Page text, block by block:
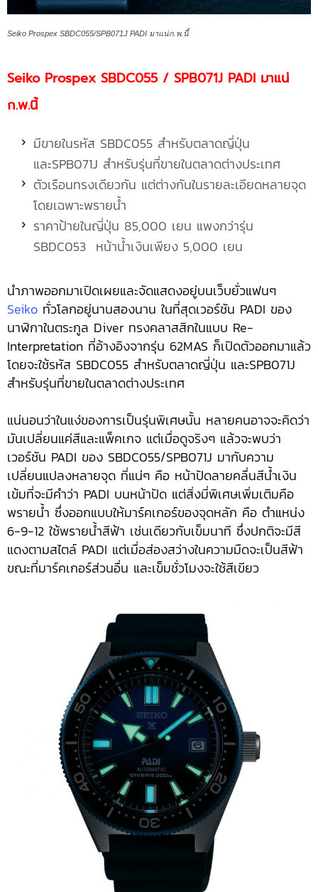
Seiko Prospex SBDC055/SPB071J PADI มาแน่ก.พ.นี้
Seiko Prospex SBDC055 / SPB071J PADI มาแน่
ก.พ.นี้
มีขายในรหัส SBDC055 สำหรับตลาดญี่ปุ่น
และSPB071J สำหรับรุ่นที่ขายในตลาดต่างประเทศ
ตัวเรือนทรงเดียวกัน แต่ต่างกันในรายละเอียดหลายจุด
โดยเฉพาะพรายน้ำ
ราคาป้ายในญี่ปุ่น 85,000 เยน แพงกว่ารุ่น
SBDC053 หน้าน้ำเงินเพียง 5,000 เยน
นำภาพออกมาเปิดเผยและจัดแสดงอยู่บนเว็บยั่วแฟนๆ
Seiko ทั่วโลกอยู่นานสองนาน ในที่สุดเวอร์ชัน PADI ของ
นาฬิกาในตระกูล Diver ทรงคลาสสิกในแบบ Re-
Interpretation ที่อ้างอิงจากรุ่น 62MAS ก็เปิดตัวออกมาแล้ว
โดยจะใช้รหัส SBDC055 สำหรับตลาดญี่ปุ่น และSPB071J
สำหรับรุ่นที่ขายในตลาดต่างประเทศ
แน่นอนว่าในแง่ของการเป็นรุ่นพิเศษนั้น หลายคนอาจจะคิดว่า
มันเปลี่ยนแค่สีและแพ็คเกจ แต่เมื่อดูจริงๆ แล้วจะพบว่า
เวอร์ชัน PADI ของ SBDC055/SPB071J มากับความ
เปลี่ยนแปลงหลายจุด ที่แน่ๆ คือ หน้าปัดลายคลื่นสีน้ำเงิน
เข้มที่จะมีคำว่า PADI บนหน้าปัด แต่สิ่งมี่พิเศษเพิ่มเติมคือ
พรายน้ำ ซึ่งออกแบบให้มาร์คเกอร์ของจุดหลัก คือ ตำแหน่ง
6-9-12 ใช้พรายน้ำสีฟ้า เช่นเดียวกับเข็มนาที ซึ่งปกติจะมีสี
แดงตามสไตล์ PADI แต่เมื่อส่องสว่างในความมืดจะเป็นสีฟ้า
ขณะที่มาร์คเกอร์ส่วนอื่น และเข็มชั่วโมงจะใช้สีเขียว